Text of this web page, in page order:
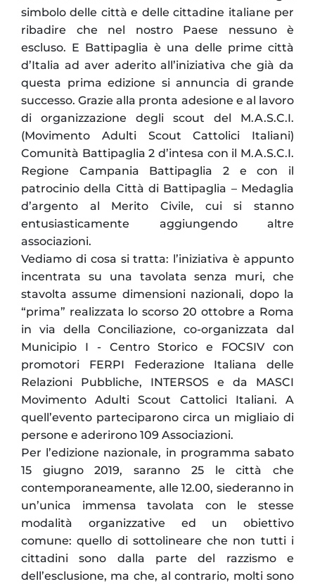
simbolo delle città e delle cittadine italiane per
ribadire che nel nostro Paese nessuno è
escluso. E Battipaglia è una delle prime città
d’Italia ad aver aderito all’iniziativa che già da
questa prima edizione si annuncia di grande
successo. Grazie alla pronta adesione e al lavoro
di organizzazione degli scout del M.A.S.C.I.
(Movimento Adulti Scout Cattolici Italiani)
Comunità Battipaglia 2 d’intesa con il M.A.S.C.I.
Regione Campania Battipaglia 2 e con il
patrocinio della Città di Battipaglia – Medaglia
d’argento al Merito Civile, cui si stanno
entusiasticamente aggiungendo altre
associazioni.
Vediamo di cosa si tratta: l’iniziativa è appunto
incentrata su una tavolata senza muri, che
stavolta assume dimensioni nazionali, dopo la
“prima” realizzata lo scorso 20 ottobre a Roma
in via della Conciliazione, co-organizzata dal
Municipio I - Centro Storico e FOCSIV con
promotori FERPI Federazione Italiana delle
Relazioni Pubbliche, INTERSOS e da MASCI
Movimento Adulti Scout Cattolici Italiani. A
quell’evento parteciparono circa un migliaio di
persone e aderirono 109 Associazioni.
Per l’edizione nazionale, in programma sabato
15 giugno 2019, saranno 25 le città che
contemporaneamente, alle 12.00, siederanno in
un’unica immensa tavolata con le stesse
modalità organizzative ed un obiettivo
comune: quello di sottolineare che non tutti i
cittadini sono dalla parte del razzismo e
dell’esclusione, ma che, al contrario, molti sono